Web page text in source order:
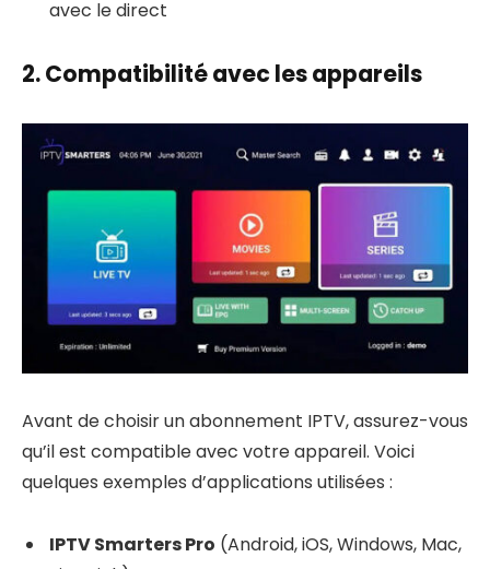
avec le direct
2. Compatibilité avec les appareils
Avant de choisir un abonnement IPTV, assurez-vous
qu’il est compatible avec votre appareil. Voici
quelques exemples d’applications utilisées :
IPTV Smarters Pro (Android, iOS, Windows, Mac,